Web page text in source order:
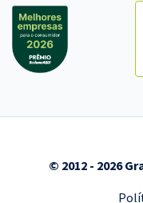
© 2012 - 2026